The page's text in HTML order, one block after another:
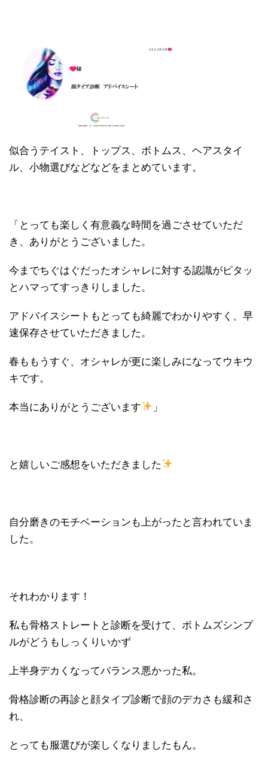
似合うテイスト、トップス、ボトムス、ヘアスタイ
ル、小物選びなどなどをまとめています。
「とっても楽しく有意義な時間を過ごさせていただ
き、ありがとうございました。
今までちぐはぐだったオシャレに対する認識がピタッ
とハマってすっきりしました。
アドバイスシートもとっても綺麗でわかりやすく、早
速保存させていただきました。
春ももうすぐ、オシャレが更に楽しみになってウキウ
キです。
本当にありがとうございます 」
と嬉しいご感想をいただきました
自分磨きのモチベーションも上がったと言われていま
した。
それわかります！
私も骨格ストレートと診断を受けて、ボトムズシンプ
ルがどうもしっくりいかず
上半身デカくなってバランス悪かった私。
骨格診断の再診と顔タイプ診断で顔のデカさも緩和さ
れ、
とっても服選びが楽しくなりましたもん。